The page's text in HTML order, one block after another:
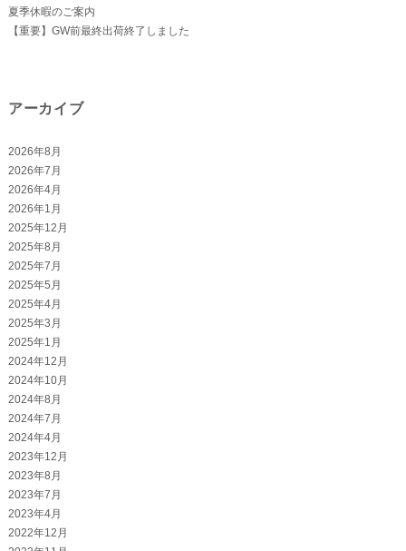
夏季休暇のご案内
【重要】GW前最終出荷終了しました
アーカイブ
2026年8月
2026年7月
2026年4月
2026年1月
2025年12月
2025年8月
2025年7月
2025年5月
2025年4月
2025年3月
2025年1月
2024年12月
2024年10月
2024年8月
2024年7月
2024年4月
2023年12月
2023年8月
2023年7月
2023年4月
2022年12月